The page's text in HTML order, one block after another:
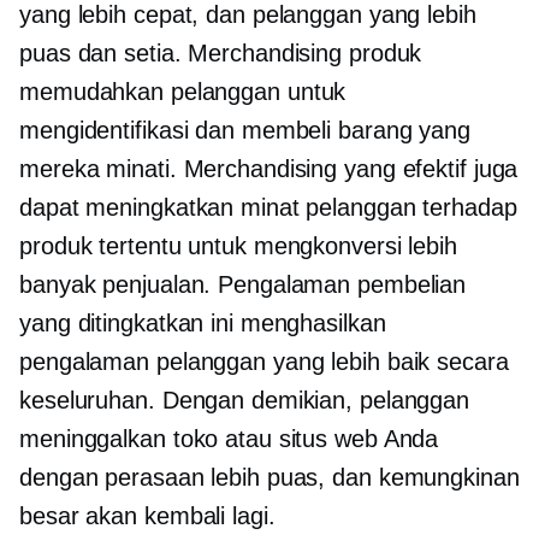
yang lebih cepat, dan pelanggan yang lebih
puas dan setia. Merchandising produk
memudahkan pelanggan untuk
mengidentifikasi dan membeli barang yang
mereka minati. Merchandising yang efektif juga
dapat meningkatkan minat pelanggan terhadap
produk tertentu untuk mengkonversi lebih
banyak penjualan. Pengalaman pembelian
yang ditingkatkan ini menghasilkan
pengalaman pelanggan yang lebih baik secara
keseluruhan. Dengan demikian, pelanggan
meninggalkan toko atau situs web Anda
dengan perasaan lebih puas, dan kemungkinan
besar akan kembali lagi.